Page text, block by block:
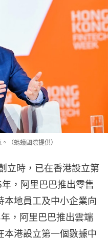
（螞蟻國際提供）
立時，已在香港設立第
，阿里巴巴推出零售
本地員工及中小企業向
，阿里巴巴推出雲端
本港設立第一個數據中